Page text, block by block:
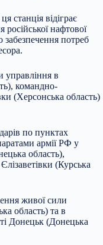
станція відіграє
нафтової
забезпечення потреб
управління в
командно-
(Херсонська область)
по пунктах
армії РФ у
область),
(Курська
живої сили
область) та в
Донецьк (Донецька